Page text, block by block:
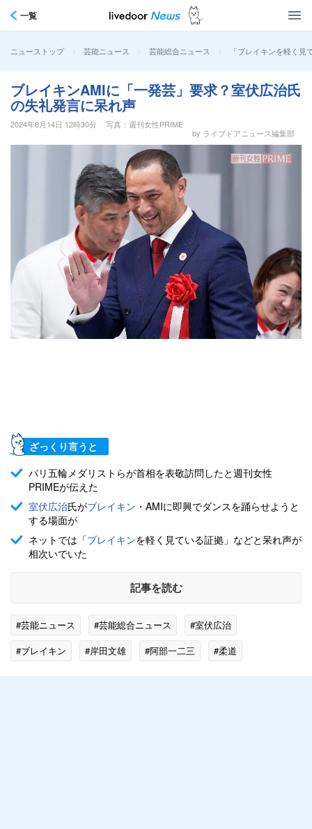
一覧
ニューストップ > 芸能ニュース > 芸能総合ニュース > 「ブレイキンを軽く
ブレイキンAMIに「一発芸」要求？室伏広治氏
の失礼発言に呆れ声
2024年8月14日 12時30分
写真：週刊女性PRIME
by ライブドアニュース編集部
ざっくり言うと
パリ五輪メダリストらが首相を表敬訪問したと週刊女性
PRIMEが伝えた
室伏広治氏がブレイキン ・AMIに即興でダンスを踊らせようと
する場面が
ネットでは「ブレイキンを軽く見ている証拠」などと呆れ声が
相次いでいた
記事を読む
#芸能ニュース #芸能総合ニュース
#室伏広治
#ブレイキン
#岸田文雄 #阿部一二三
#柔道